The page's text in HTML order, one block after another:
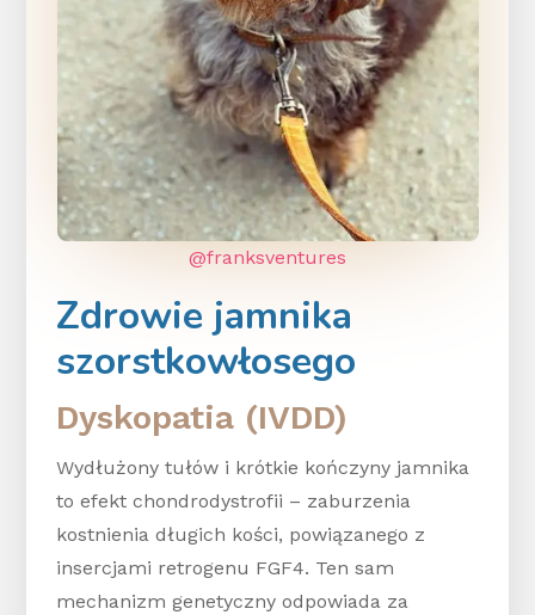
@franksventures
Zdrowie jamnika
szorstkowłosego
Dyskopatia (IVDD)
Wydłużony tułów i krótkie kończyny jamnika
to efekt chondrodystrofii – zaburzenia
kostnienia długich kości, powiązanego z
insercjami retrogenu FGF4. Ten sam
mechanizm genetyczny odpowiada za